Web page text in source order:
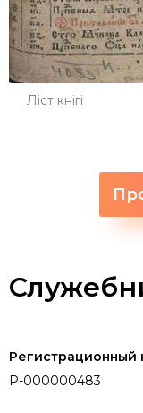
Ліст кнігі
Регистрационный
P-000000483